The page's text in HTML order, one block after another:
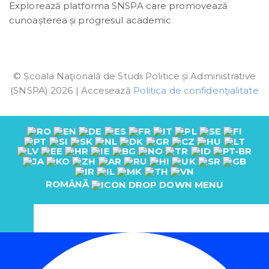
Explorează platforma SNSPA care promovează
cunoașterea și progresul academic
© Școala Naţională de Studii Politice și Administrative
(SNSPA) 2026 | Accesează Politica de confidenţialitate
ROMÂNĂ